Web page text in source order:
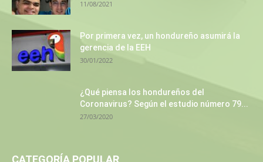
11/08/2021
Por primera vez, un hondureño asumirá la
gerencia de la EEH
30/01/2022
¿Qué piensa los hondureños del
Coronavirus? Según el estudio número 79...
27/03/2020
CATEGORÍA POPULAR